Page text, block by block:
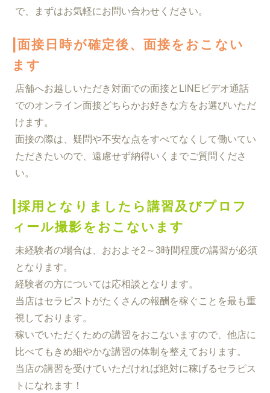
で、まずはお気軽にお問い合わせください。
|面接日時が確定後、面接をおこない
ます
店舗へお越しいただき対面での面接とLINEビデオ通話
でのオンライン面接どちらかお好きな方をお選びいただ
けます。
面接の際は、疑問や不安な点をすべてなくして働いてい
ただきたいので、遠慮せず納得いくまでご質問くださ
い。
|採用となりましたら講習及びプロフ
ィール撮影をおこないます
未経験者の場合は、おおよそ2～3時間程度の講習が必須
となります。
経験者の方については応相談となります。
当店はセラピストがたくさんの報酬を稼ぐことを最も重
視しております。
稼いでいただくための講習をおこないますので、他店に
比べてもきめ細やかな講習の体制を整えております。
当店の講習を受けていただければ絶対に稼げるセラピス
トになれます！